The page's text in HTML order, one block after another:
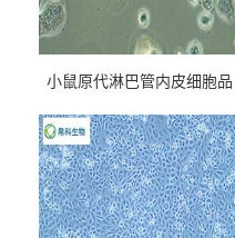
小鼠原代淋巴管内皮细胞品